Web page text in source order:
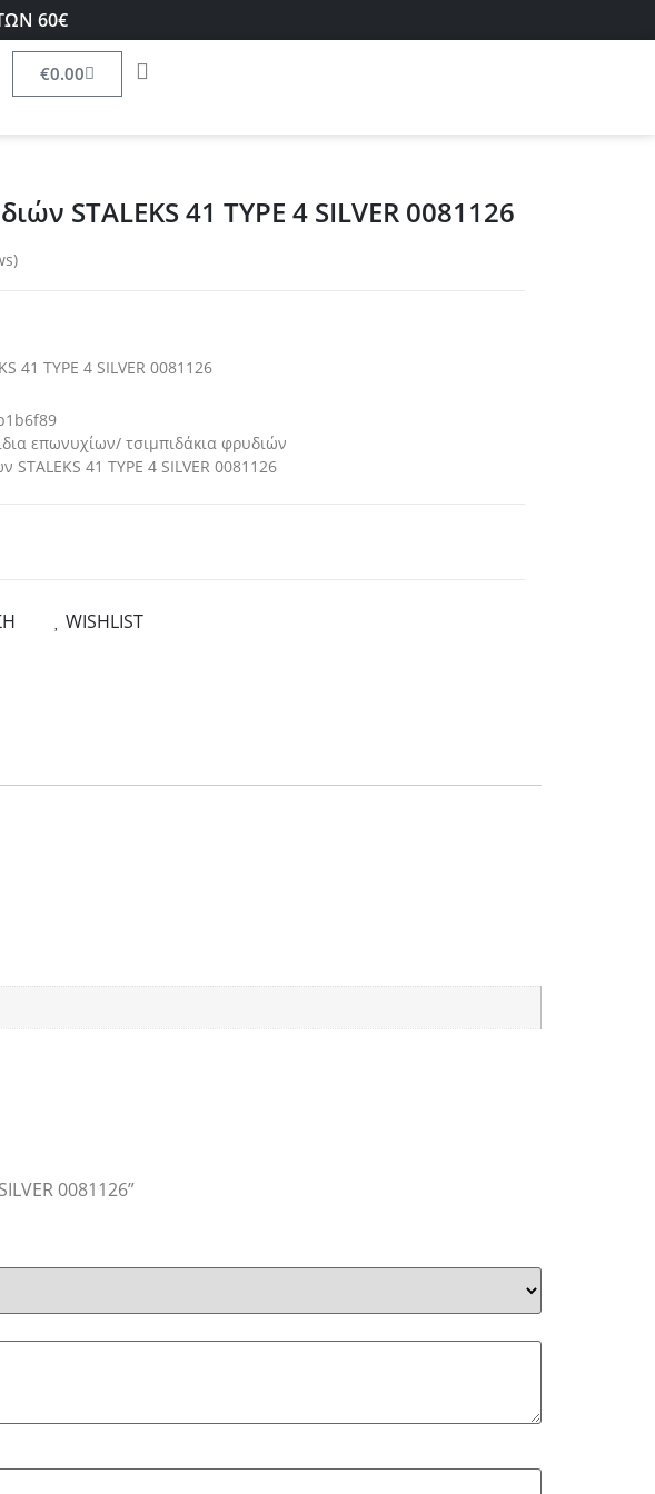
60€
€0.00
STALEKS 41 TYPE 4 SILVER 0081126
41 TYPE 4 SILVER 0081126
επωνυχίων/ τσιμπιδάκια φρυδιών
STALEKS 41 TYPE 4 SILVER 0081126
WISHLIST
0081126”